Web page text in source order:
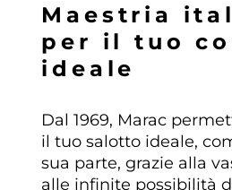
M a es tr i a it a l
pe r i l t u o co
id e a le
Dal 1969, Marac
il tuo salotto ideale,
sua parte, grazie alla
alle infinite possibilità